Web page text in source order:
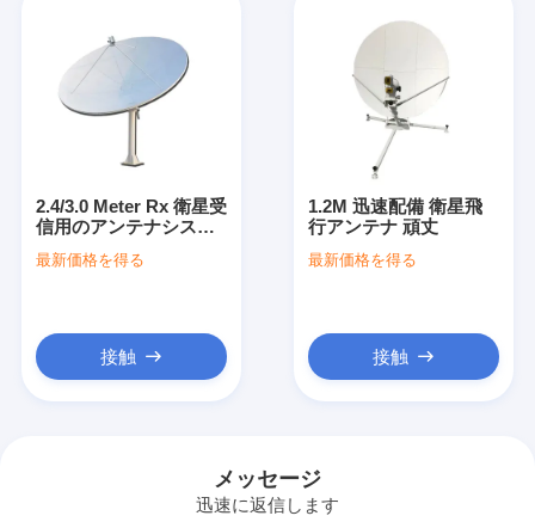
2.4/3.0 Meter Rx 衛星受
信用のアンテナシステ
最新価格を得る
接触
1.2M 迅速配備 衛星飛
行アンテナ 頑丈
最新価格を得る
接触
メッセージ
迅速に返信します